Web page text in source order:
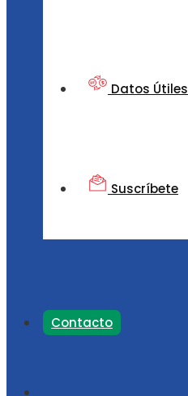
Datos Útiles
Suscríbete
Contacto